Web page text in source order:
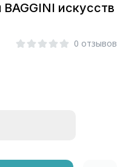
искусств
0 отзывов